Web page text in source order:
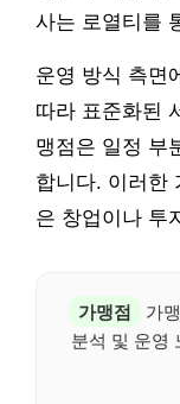
사는 로열티를
운영 방식 측면
따라 표준화된
맹점은 일정 부
합니다. 이러한
은 창업이나 투
가맹점
가
분석 및 운영